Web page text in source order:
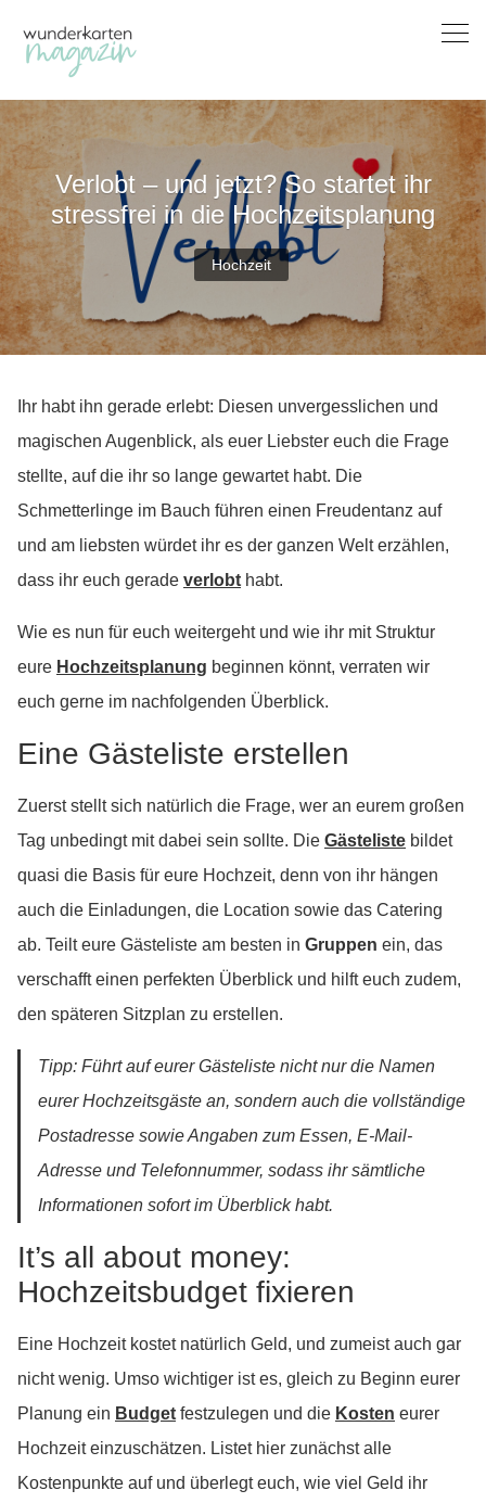
Verlobt – und jetzt? So startet ihr
stressfrei in die Hochzeitsplanung
Hochzeit
Ihr habt ihn gerade erlebt: Diesen unvergesslichen und
magischen Augenblick, als euer Liebster euch die Frage
stellte, auf die ihr so lange gewartet habt. Die
Schmetterlinge im Bauch führen einen Freudentanz auf
und am liebsten würdet ihr es der ganzen Welt erzählen,
dass ihr euch gerade verlobt habt.
Wie es nun für euch weitergeht und wie ihr mit Struktur
eure Hochzeitsplanung beginnen könnt, verraten wir
euch gerne im nachfolgenden Überblick.
Eine Gästeliste erstellen
Zuerst stellt sich natürlich die Frage, wer an eurem großen
Tag unbedingt mit dabei sein sollte. Die Gästeliste bildet
quasi die Basis für eure Hochzeit, denn von ihr hängen
auch die Einladungen, die Location sowie das Catering
ab. Teilt eure Gästeliste am besten in Gruppen ein, das
verschafft einen perfekten Überblick und hilft euch zudem,
den späteren Sitzplan zu erstellen.
Tipp: Führt auf eurer Gästeliste nicht nur die Namen
eurer Hochzeitsgäste an, sondern auch die vollständige
Postadresse sowie Angaben zum Essen, E-Mail-
Adresse und Telefonnummer, sodass ihr sämtliche
Informationen sofort im Überblick habt.
It’s all about money:
Hochzeitsbudget fixieren
Eine Hochzeit kostet natürlich Geld, und zumeist auch gar
nicht wenig. Umso wichtiger ist es, gleich zu Beginn eurer
Planung ein Budget festzulegen und die Kosten eurer
Hochzeit einzuschätzen. Listet hier zunächst alle
Kostenpunkte auf und überlegt euch, wie viel Geld ihr